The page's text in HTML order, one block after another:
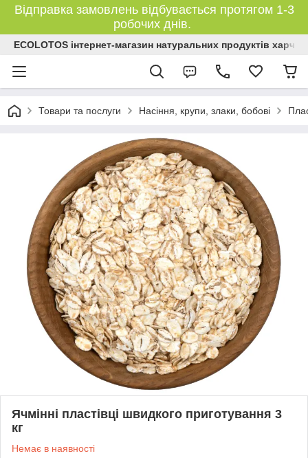
Відправка замовлень відбувається протягом 1-3
робочих днів.
ECOLOTOS інтернет-магазин натуральних продуктів
Товари та послуги Насіння, крупи, злаки, бобові
Ячмінні пластівці швидкого приготування 3
кг
Немає в наявності